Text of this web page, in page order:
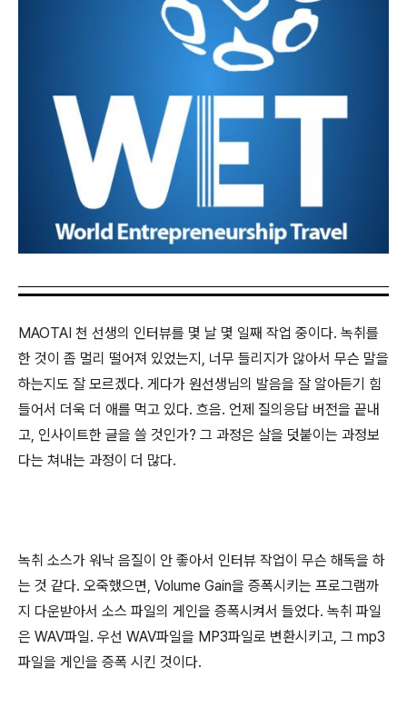
MAOTAI 천 선생의 인터뷰를 몇 날 몇 일째 작업 중이다. 녹취를
한 것이 좀 멀리 떨어져 있었는지, 너무 들리지가 않아서 무슨 말을
하는지도 잘 모르겠다. 게다가 원선생님의 발음을 잘 알아듣기 힘
들어서 더욱 더 애를 먹고 있다. 흐음. 언제 질의응답 버전을 끝내
고, 인사이트한 글을 쓸 것인가? 그 과정은 살을 덧붙이는 과정보
다는 쳐내는 과정이 더 많다.
녹취 소스가 워낙 음질이 안 좋아서 인터뷰 작업이 무슨 해독을 하
는 것 같다. 오죽했으면, Volume Gain을 증폭시키는 프로그램까
지 다운받아서 소스 파일의 게인을 증폭시켜서 들었다. 녹취 파일
은 WAV파일. 우선 WAV파일을 MP3파일로 변환시키고, 그 mp3
파일을 게인을 증폭 시킨 것이다.